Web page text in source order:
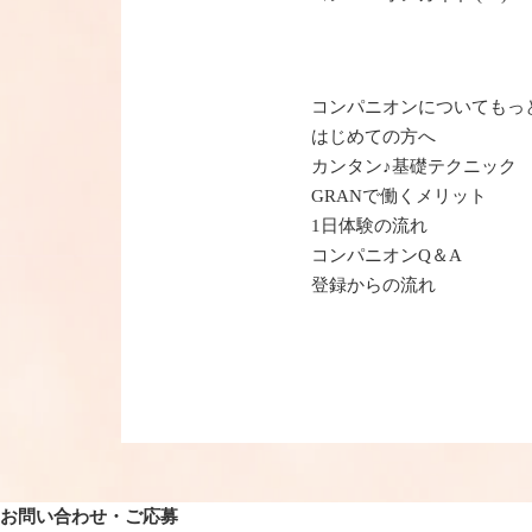
コンパニオンについてもっ
はじめての方へ
カンタン♪基礎テクニック
GRANで働くメリット
1日体験の流れ
コンパニオンQ＆A
登録からの流れ
お問い合わせ・ご応募